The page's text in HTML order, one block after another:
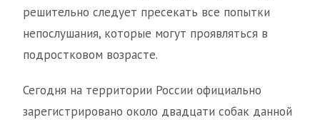
решительно следует пресекать все попытки
непослушания, которые могут проявляться в
подростковом возрасте.
Сегодня на территории России официально
зарегистрировано около двадцати собак данной